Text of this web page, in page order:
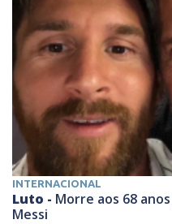
INTERNACIONAL
Luto - Morre aos 68
Messi